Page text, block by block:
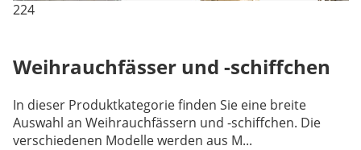
224
Weihrauchfässer und -schiffchen
In dieser Produktkategorie finden Sie eine breite
Auswahl an Weihrauchfässern und -schiffchen. Die
verschiedenen Modelle werden aus M...